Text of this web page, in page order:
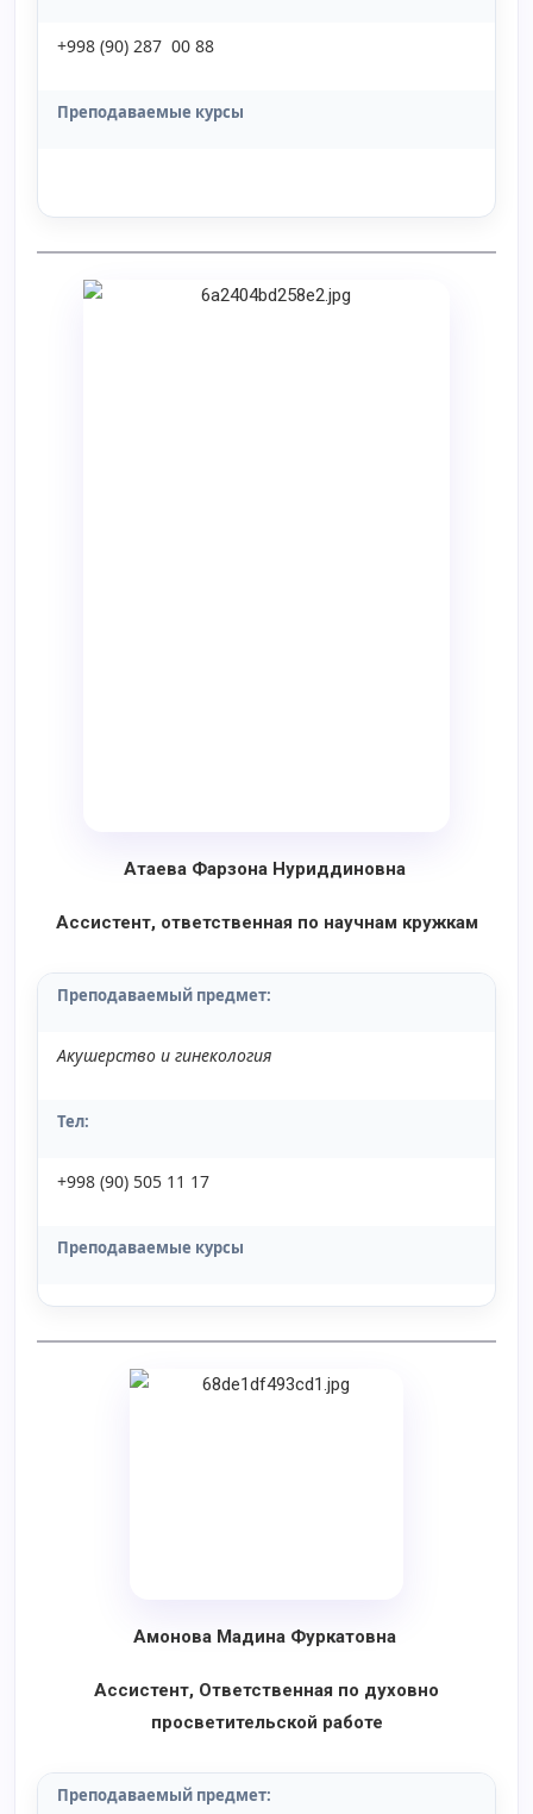
+998 (90) 287 00 88
Преподаваемые курсы
Атаева Фарзона Нуриддиновна
Ассистент, ответственная по научнам кружкам
Преподаваемый предмет:
Акушерство и гинекология
Тел:
+998 (90) 505 11 17
Преподаваемые курсы
Амонова Мадина Фуркатовна
Ассистент, Ответственная по духовно
просветительской работе
Преподаваемый предмет: